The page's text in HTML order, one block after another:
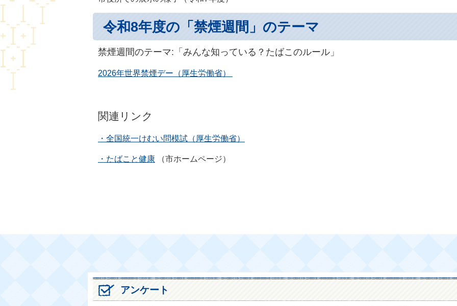
令和8年度の「禁煙週間」のテーマ
禁煙週間のテーマ:「みんな知っている？たばこのルール」
2026年世界禁煙デー（厚生労働省）
関連リンク
・全国統一けむい問模試（厚生労働省）
・たばこと健康 （市ホームページ）
アンケート